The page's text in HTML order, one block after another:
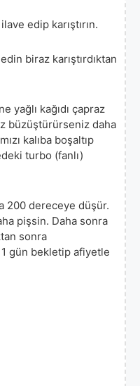
edip karıştırın.
biraz karıştırdıktan
yağlı kağıdı çapraz
büzüştürürseniz daha
kalıba boşaltıp
turbo (fanlı)
200 dereceye düşür.
pişsin. Daha sonra
sonra
1 gün bekletip afiyetle